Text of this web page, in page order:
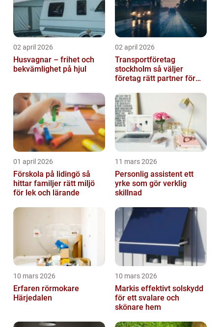
02 april 2026
Husvagnar – frihet och
bekvämlighet på hjul
02 april 2026
Transportföretag
stockholm så väljer
företag rätt partner för
01 april 2026
Förskola på lidingö så
hittar familjer rätt miljö
för lek och lärande
11 mars 2026
Personlig assistent ett
yrke som gör verklig
skillnad
10 mars 2026
Erfaren rörmokare
Härjedalen
10 mars 2026
Markis effektivt solskydd
för ett svalare och
skönare hem